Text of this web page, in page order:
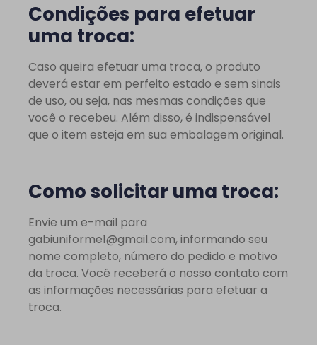
Condições para efetuar
uma troca:
Caso queira efetuar uma troca, o produto
deverá estar em perfeito estado e sem sinais
de uso, ou seja, nas mesmas condições que
você o recebeu. Além disso, é indispensável
que o item esteja em sua embalagem original.
Como solicitar uma troca:
Envie um e-mail para
gabiuniforme1@gmail.com, informando seu
nome completo, número do pedido e motivo
da troca. Você receberá o nosso contato com
as informações necessárias para efetuar a
troca.